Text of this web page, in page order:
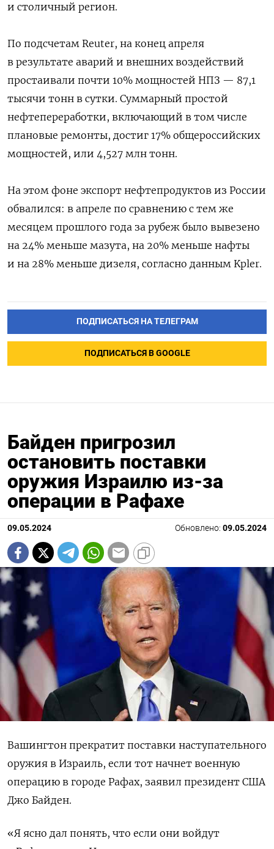
и столичный регион.
По подсчетам Reuter, на конец апреля
в результате аварий и внешних воздействий
простаивали почти 10% мощностей НПЗ — 87,1
тысячи тонн в сутки. Суммарный простой
нефтепереработки, включающий в том числе
плановые ремонты, достиг 17% общероссийских
мощностей, или 4,527 млн тонн.
На этом фоне экспорт нефтепродуктов из России
обвалился: в апреле по сравнению с тем же
месяцем прошлого года за рубеж было вывезено
на 24% меньше мазута, на 20% меньше нафты
и на 28% меньше дизеля, согласно данным Kpler.
ПОДПИСАТЬСЯ НА ТЕЛЕГРАМ
ПОДПИСАТЬСЯ В GOOGLE
Байден пригрозил
остановить поставки
оружия Израилю из-за
операции в Рафахе
09.05.2024 Обновлено: 09.05.2024
Вашингтон прекратит поставки наступательного
оружия в Израиль, если тот начнет военную
операцию в городе Рафах, заявил президент США
Джо Байден.
«Я ясно дал понять, что если они войдут